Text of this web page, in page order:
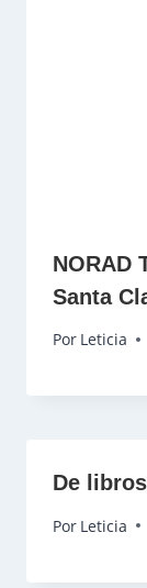
NORAD
Santa
Por Leticia
De libros
Por Leticia